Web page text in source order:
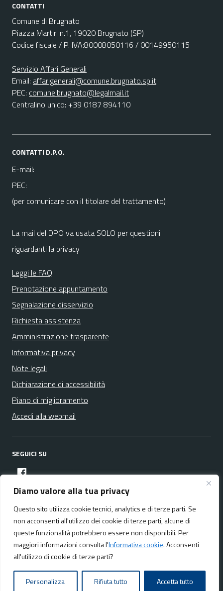
Diamo valore alla tua privacy
Questo sito utilizza cookie tecnici, analytics e di terze parti. Se
non acconsenti all'utilizzo dei cookie di terze parti, alcune di
queste funzionalità potrebbero essere non disponibili. Per
maggiori informazioni consulta l'Informativa cookie. Acconsenti
all'utilizzo di cookie di terze parti?
Personalizza Rifiuta tutto Accetta tutto
CONTATTI
Comune di Brugnato
Piazza Martiri n.1, 19020 Brugnato (SP)
Codice fiscale / P. IVA:80008050116 / 00149950115
Servizio Affari Generali
Email: affarigenerali@comune.brugnato.sp.it
PEC: comune.brugnato@legalmail.it
Centralino unico: +39 0187 894110
CONTATTI D.P.O.
E-mail:
PEC:
(per comunicare con il titolare del trattamento)
La mail del DPO va usata SOLO per questioni
riguardanti la privacy
Leggi le FAQ
Prenotazione appuntamento
Segnalazione disservizio
Richiesta assistenza
Amministrazione trasparente
Informativa privacy
Note legali
Dichiarazione di accessibilità
Piano di miglioramento
Accedi alla webmail
SEGUICI SU
facebook
Media policy Mappa del sito
Realizzato da:NeMeA Sistemi Srl